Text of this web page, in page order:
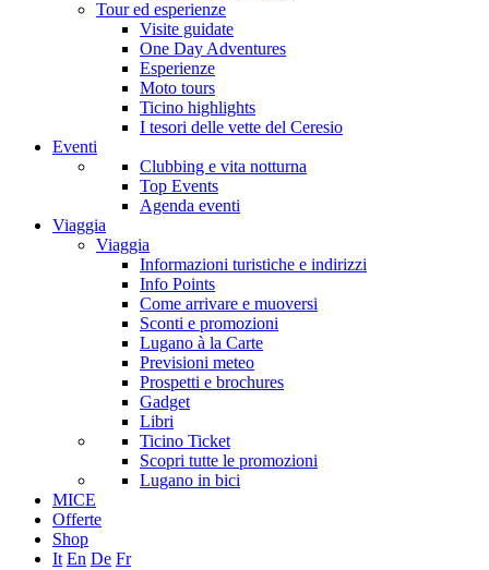
Tour ed esperienze
Visite guidate
One Day Adventures
Esperienze
Moto tours
Ticino highlights
I tesori delle vette del Ceresio
Eventi
Clubbing e vita notturna
Top Events
Agenda eventi
Viaggia
Viaggia
Informazioni turistiche e indirizzi
Info Points
Come arrivare e muoversi
Sconti e promozioni
Lugano à la Carte
Previsioni meteo
Prospetti e brochures
Gadget
Libri
Ticino Ticket
Scopri tutte le promozioni
Lugano in bici
MICE
Offerte
Shop
It En De Fr